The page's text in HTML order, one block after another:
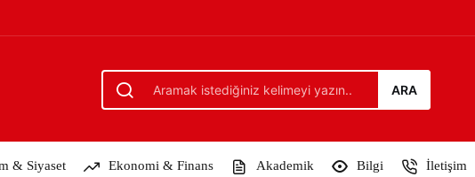
ARA
& Siyaset Ekonomi & Finans Akademik Bilgi İletişim